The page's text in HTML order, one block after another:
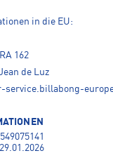
in die EU:
162
de Luz
service.billabong-
549075141
29.01.2026